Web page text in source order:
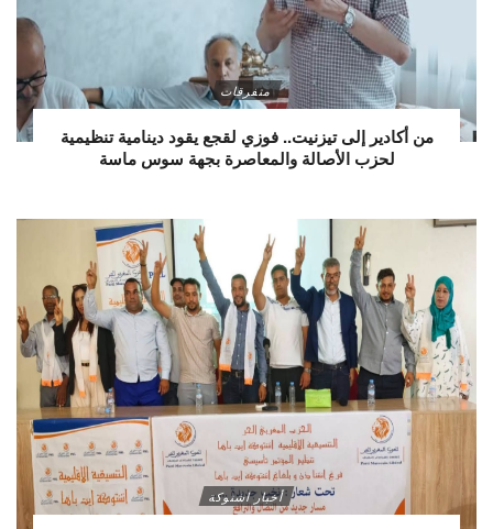
متفرقات
من أكادير إلى تيزنيت.. فوزي لقجع يقود دينامية تنظيمية
لحزب الأصالة والمعاصرة بجهة سوس ماسة
أخبار اشتوكة